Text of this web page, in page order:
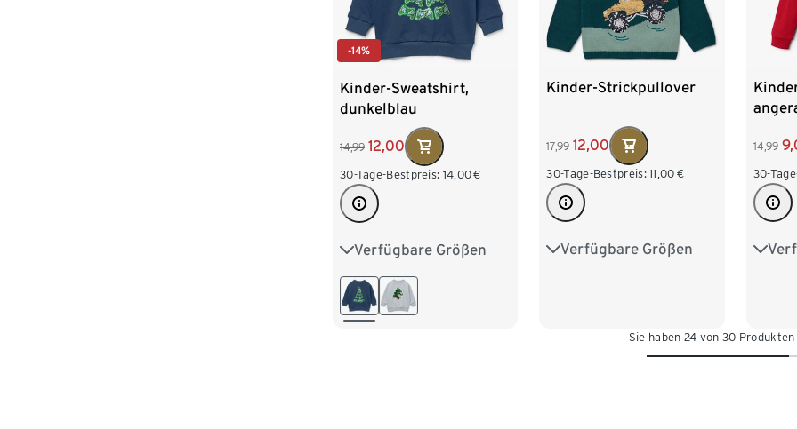
-14%
Kinder-Sweatshirt,
dunkelblau
14,99 12,00
30-Tage-Bestpreis: 14,00€
Verfügbare Größen
86/92 98/104
110/116 122/128
Kinder-Strickpullover
17,99 12,00
30-Tage-Bestpreis: 11,00 €
Verfügbare Größen
86/92 98/104
14,99
30-
86/
Sie haben 24 von 30